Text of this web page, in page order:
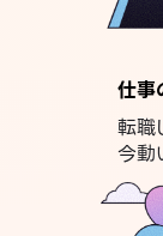
仕事
転職
今動